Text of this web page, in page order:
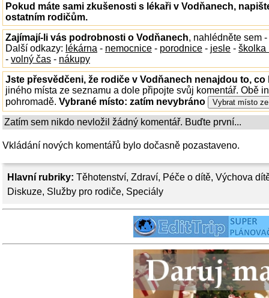
Hlavní rubriky: Těhotenství, Zdraví, Péče o dítě, Výchova
Diskuze, Služby pro rodiče, Speciály
Pokud máte sami zkušenosti s lékaři v Vodňanech,
ostatním rodičům.
Zajímají-li vás podrobnosti o Vodňanech, nahlédněte sem
Další odkazy: lékárna - nemocnice - porodnice - jesle - školka
- volný čas - nákupy
Jste přesvědčeni, že rodiče v Vodňanech nenajdou to, co
jiného místa ze seznamu a dole připojte svůj komentář. Obě
pohromadě. Vybrané místo: zatím nevybráno
Zatím sem nikdo nevložil žádný komentář. Buďte první...
Vkládání nových komentářů bylo dočasně pozastaveno.